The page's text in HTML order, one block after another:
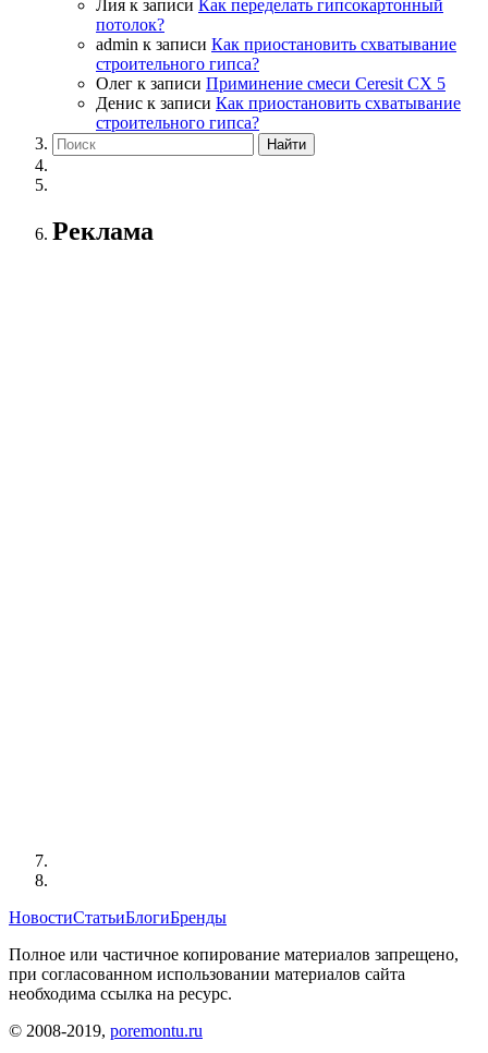
Лия к записи Как переделать гипсокартонный
потолок?
admin к записи Как приостановить схватывание
строительного гипса?
Олег к записи Приминение смеси Ceresit СХ 5
Денис к записи Как приостановить схватывание
строительного гипса?
Реклама
НовостиСтатьиБлогиБренды
Полное или частичное копирование материалов запрещено,
при согласованном использовании материалов сайта
необходима ссылка на ресурс.
© 2008-2019, poremontu.ru